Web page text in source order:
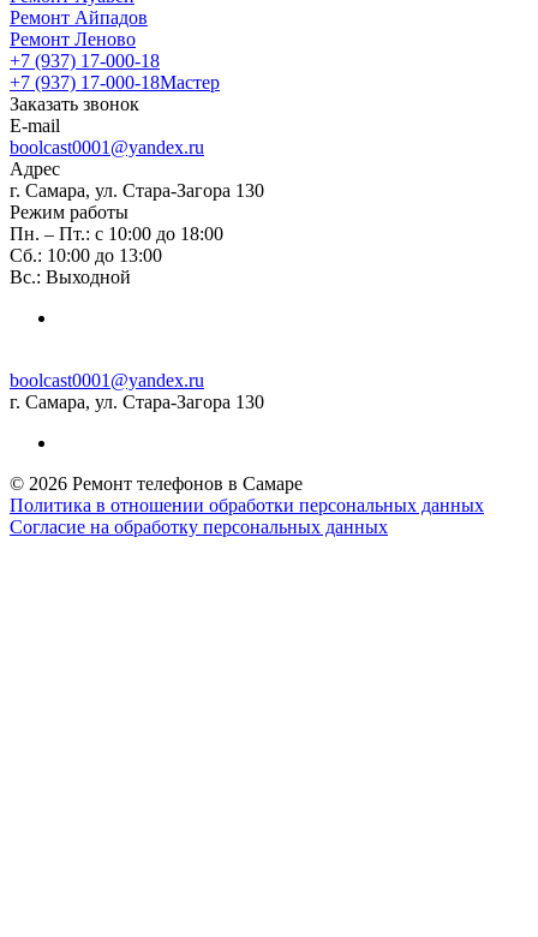
Ремонт Айпадов
Ремонт Леново
+7 (937) 17-000-18
+7 (937) 17-000-18Мастер
Заказать звонок
E-mail
boolcast0001@yandex.ru
Адрес
г. Самара, ул. Стара-Загора 130
Режим работы
Пн. – Пт.: с 10:00 до 18:00
Сб.: 10:00 до 13:00
Вс.: Выходной
boolcast0001@yandex.ru
г. Самара, ул. Стара-Загора 130
© 2026 Ремонт телефонов в Самаре
Политика в отношении обработки персональных данных
Согласие на обработку персональных данных